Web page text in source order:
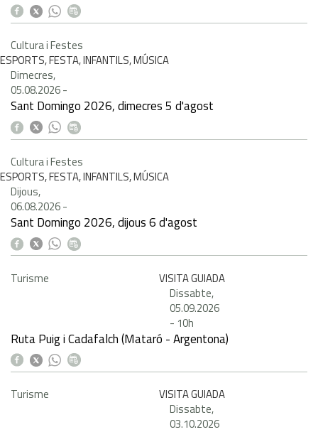
Cultura i Festes
ESPORTS, FESTA, INFANTILS, MÚSICA
Dimecres,
05.08.2026-
Sant Domingo 2026, dimecres 5 d'agost
Cultura i Festes
ESPORTS, FESTA, INFANTILS, MÚSICA
Dijous,
06.08.2026-
Sant Domingo 2026, dijous 6 d'agost
Turisme
VISITA GUIADA
Dissabte,
05.09.2026
- 10h
Ruta Puig i Cadafalch (Mataró - Argentona)
Turisme
VISITA GUIADA
Dissabte,
03.10.2026